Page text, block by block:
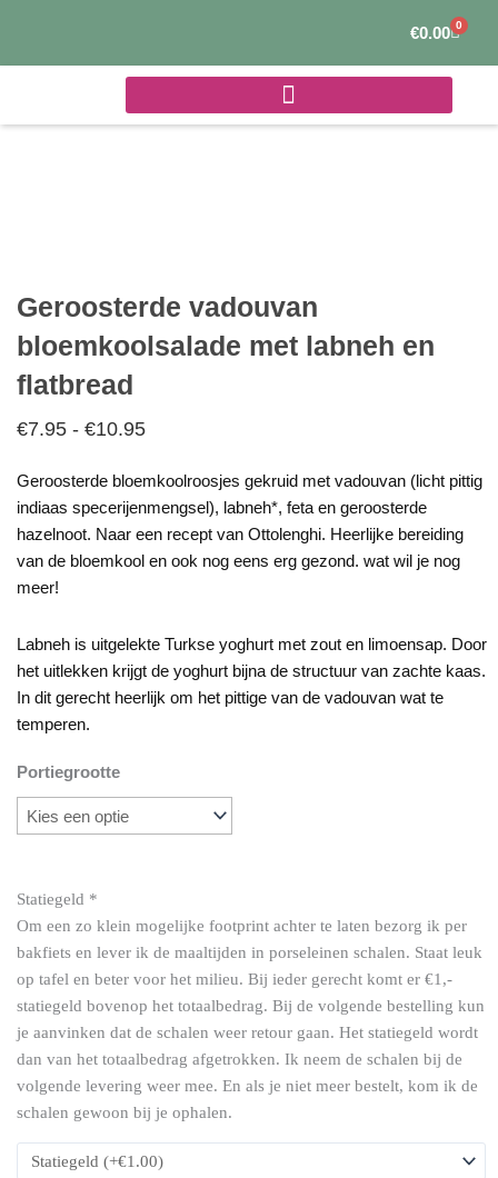
de
€0.00 0
Geroosterde vadouvan
bloemkoolsalade met labneh en
flatbread
€7.95 - €10.95Prijsklasse:
tot
€10.95
Geroosterde bloemkoolroosjes gekruid met vadouvan (licht pittig
indiaas specerijenmengsel), labneh*, feta en geroosterde
hazelnoot. Naar een recept van Ottolenghi. Heerlijke bereiding
van de bloemkool en ook nog eens erg gezond. wat wil je nog
meer!
Labneh is uitgelekte Turkse yoghurt met zout en limoensap. Door
het uitlekken krijgt de yoghurt bijna de structuur van zachte kaas.
In dit gerecht heerlijk om het pittige van de vadouvan wat te
temperen.
Portiegrootte
Statiegeld *
Om een zo klein mogelijke footprint achter te laten bezorg ik per
bakfiets en lever ik de maaltijden in porseleinen schalen. Staat leuk
op tafel en beter voor het milieu. Bij ieder gerecht komt er €1,-
statiegeld bovenop het totaalbedrag. Bij de volgende bestelling kun
je aanvinken dat de schalen weer retour gaan. Het statiegeld wordt
dan van het totaalbedrag afgetrokken. Ik neem de schalen bij de
volgende levering weer mee. En als je niet meer bestelt, kom ik de
schalen gewoon bij je ophalen.
Geroosterde
vadouvan
labneh
en
flatbread
aantal